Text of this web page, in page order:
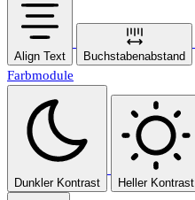
Align Text Buchstabenabstand
Farbmodule
Dunkler Kontrast Heller Kontrast